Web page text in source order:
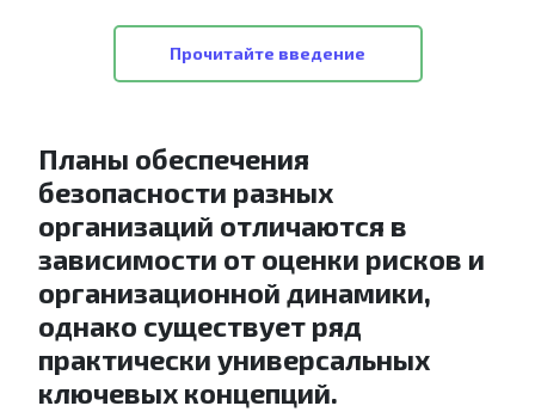
Прочитайте введение
Планы обеспечения
безопасности разных
организаций отличаются в
зависимости от оценки рисков и
организационной динамики,
однако существует ряд
практически универсальных
ключевых концепций.